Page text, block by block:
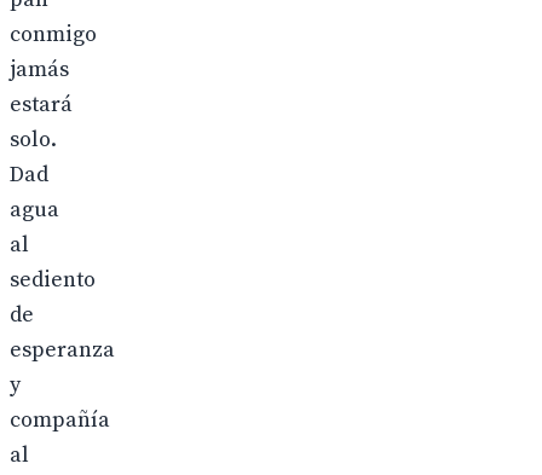
conmigo
jamás
estará
solo.
Dad
agua
al
sediento
de
esperanza
y
compañía
al